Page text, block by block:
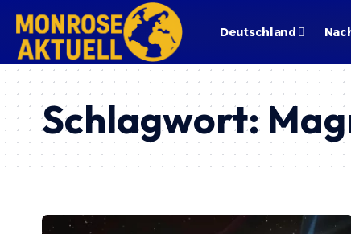
Deutschland
Schlagwort: